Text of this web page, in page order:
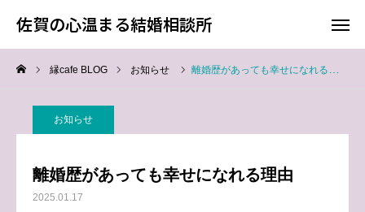
佐賀の心温まる結婚相談所
縁cafe BLOG お知らせ 離婚歴があっても幸せになれる理由
お知らせ
離婚歴があっても幸せになれる理由
2025.01.17
佐賀の心温まる結婚相談所
料金
TOP